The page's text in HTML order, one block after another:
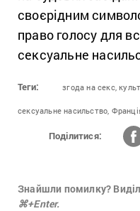
своєрідним
право голосу для
сексуальне
Теги: згода на секс,
сексуальне насильство,
Поділитися:
Знайшли помилку?
⌘+Enter.